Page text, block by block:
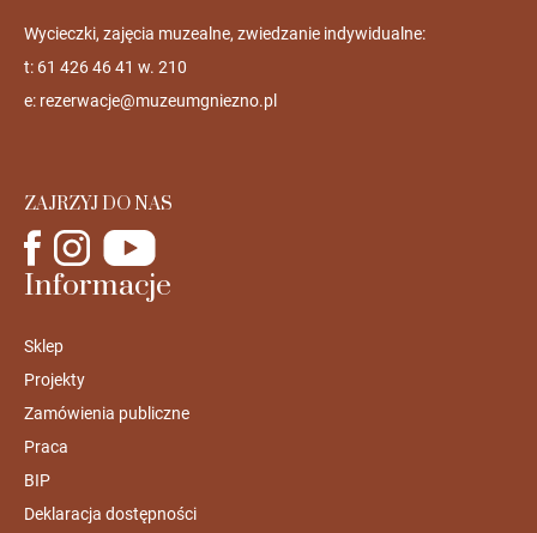
Wycieczki, zajęcia muzealne, zwiedzanie indywidualne:
t: 61 426 46 41 w. 210
e: rezerwacje@muzeumgniezno.pl
ZAJRZYJ DO NAS
Informacje
Sklep
Projekty
Zamówienia publiczne
Praca
BIP
Deklaracja dostępności